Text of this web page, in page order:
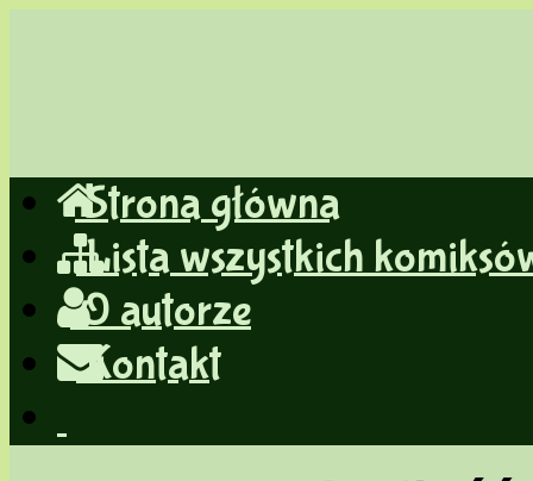
jeśli nie wiesz czy powiedzieć hehe czy haha, powiedz
Strona główna
Lista wszystkich
O autorze
Kontakt